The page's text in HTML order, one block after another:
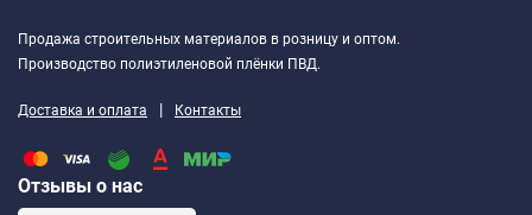
Масса вяжущего с
стороны
Продажа строительных материалов в розницу и оптом.
Производство полиэтиленовой плёнки ПВД.
Доставка и оплата | Контакты
Отзывы о нас